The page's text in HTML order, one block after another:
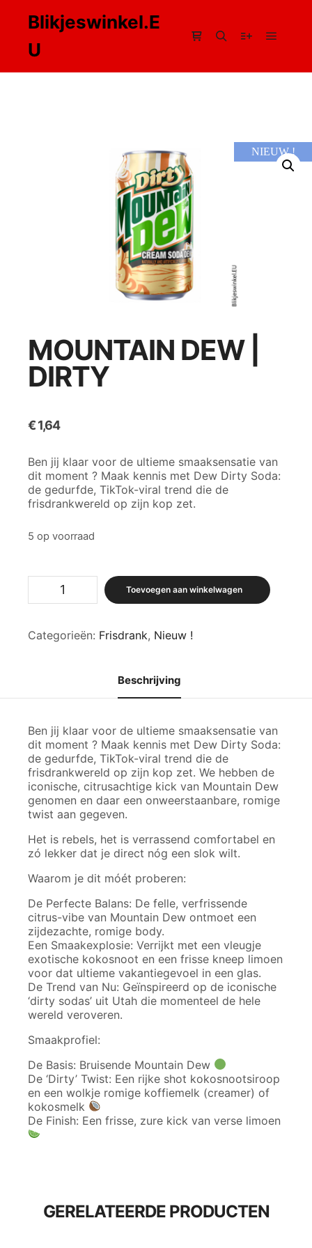
Blikjeswinkel.E
U
NIEUW !
MOUNTAIN DEW |
DIRTY
€1,64
Ben jij klaar voor de ultieme smaaksensatie van
dit moment ? Maak kennis met Dew Dirty Soda:
de gedurfde, TikTok-viral trend die de
frisdrankwereld op zijn kop zet.
5 op voorraad
Mountain
aantal
Toevoegen aan winkelwagen
Categorieën: Frisdrank, Nieuw !
Beschrijving
Ben jij klaar voor de ultieme smaaksensatie van
dit moment ? Maak kennis met Dew Dirty Soda:
de gedurfde, TikTok-viral trend die de
frisdrankwereld op zijn kop zet. We hebben de
iconische, citrusachtige kick van Mountain Dew
genomen en daar een onweerstaanbare, romige
twist aan gegeven.
Het is rebels, het is verrassend comfortabel en
zó lekker dat je direct nóg een slok wilt.
Waarom je dit móét proberen:
De Perfecte Balans: De felle, verfrissende
citrus-vibe van Mountain Dew ontmoet een
zijdezachte, romige body.
Een Smaakexplosie: Verrijkt met een vleugje
exotische kokosnoot en een frisse kneep limoen
voor dat ultieme vakantiegevoel in een glas.
De Trend van Nu: Geïnspireerd op de iconische
‘dirty sodas’ uit Utah die momenteel de hele
wereld veroveren.
Smaakprofiel:
De Basis: Bruisende Mountain Dew
De ‘Dirty’ Twist: Een rijke shot kokosnootsiroop
en een wolkje romige koffiemelk (creamer) of
kokosmelk
De Finish: Een frisse, zure kick van verse limoen
GERELATEERDE PRODUCTEN